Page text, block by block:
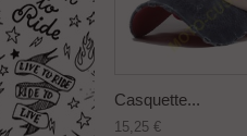
Casquette...
15,25 €